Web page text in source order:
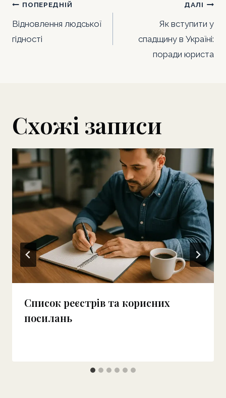
o
k
p
Навігація
записів
ПОПЕРЕДНІЙ
Відновлення людської
гідності
ДАЛІ
Як вступити у
спадщину в Україні:
поради юриста
Схожі записи
Список реєстрів та корисних
посилань